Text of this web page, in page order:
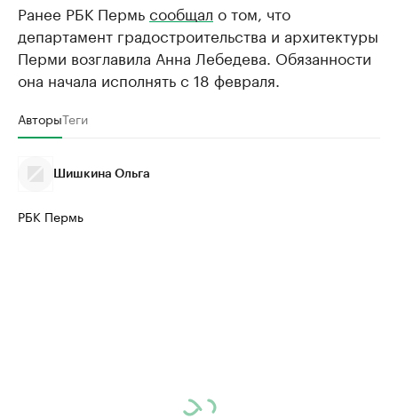
Ранее РБК Пермьсообщал о том, что
департамент градостроительства и архитектуры
Перми возглавила Анна Лебедева. Обязанности
она начала исполнять с 18 февраля.
АвторыТеги
Шишкина Ольга
РБК Пермь